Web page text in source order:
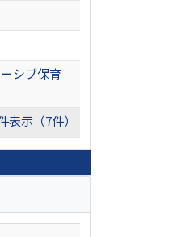
シブ保育
表示（7件）